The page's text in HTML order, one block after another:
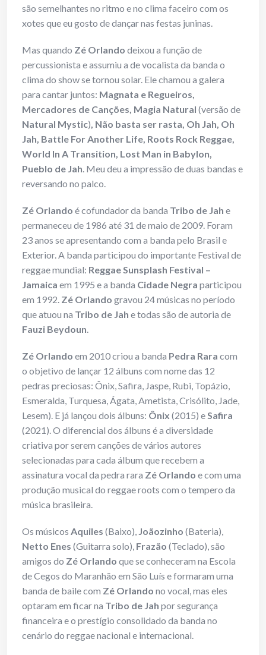
são semelhantes no ritmo e no clima faceiro com os
xotes que eu gosto de dançar nas festas juninas.
Mas quando Zé Orlando deixou a função de
percussionista e assumiu a de vocalista da banda o
clima do show se tornou solar. Ele chamou a galera
para cantar juntos: Magnata e Regueiros,
Mercadores de Canções, Magia Natural (versão de
Natural Mystic), Não basta ser rasta, Oh Jah, Oh
Jah, Battle For Another Life, Roots Rock Reggae,
World In A Transition, Lost Man in Babylon,
Pueblo de Jah. Meu deu a impressão de duas bandas e
reversando no palco.
Zé Orlando é cofundador da banda Tribo de Jah e
permaneceu de 1986 até 31 de maio de 2009. Foram
23 anos se apresentando com a banda pelo Brasil e
Exterior. A banda participou do importante Festival de
reggae mundial: Reggae Sunsplash Festival –
Jamaica em 1995 e a banda Cidade Negra participou
em 1992. Zé Orlando gravou 24 músicas no período
que atuou na Tribo de Jah e todas são de autoria de
Fauzi Beydoun.
Zé Orlando em 2010 criou a banda Pedra Rara com
o objetivo de lançar 12 álbuns com nome das 12
pedras preciosas: Ônix, Safira, Jaspe, Rubi, Topázio,
Esmeralda, Turquesa, Ágata, Ametista, Crisólito, Jade,
Lesem). E já lançou dois álbuns: Ônix (2015) eSafira
(2021). O diferencial dos álbuns é a diversidade
criativa por serem canções de vários autores
selecionadas para cada álbum que recebem a
assinatura vocal da pedra rara Zé Orlando e com uma
produção musical do reggae roots com o tempero da
música brasileira.
Os músicos Aquiles (Baixo), Joãozinho (Bateria),
Netto Enes (Guitarra solo), Frazão (Teclado), são
amigos do Zé Orlando que se conheceram na Escola
de Cegos do Maranhão em São Luís e formaram uma
banda de baile com Zé Orlando no vocal, mas eles
optaram em ficar na Tribo de Jah por segurança
financeira e o prestígio consolidado da banda no
cenário do reggae nacional e internacional.